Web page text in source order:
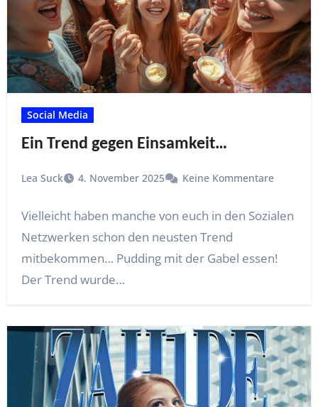
Social Media
Ein Trend gegen Einsamkeit…
Lea Suck 4. November 2025 Keine Kommentare
Vielleicht haben manche von euch in den Sozialen
Netzwerken schon den neusten Trend
mitbekommen… Pudding mit der Gabel essen!
Der Trend wurde…